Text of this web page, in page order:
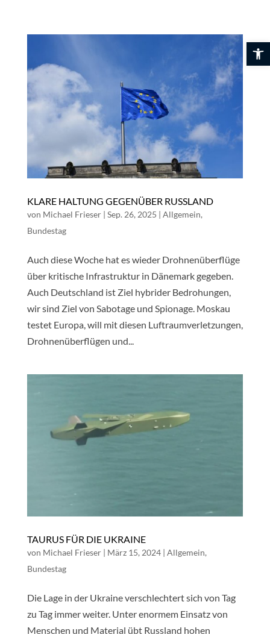
KLARE HALTUNG GEGENÜBER RUSSLAND
von Michael Frieser| Sep. 26, 2025 | Allgemein,
Bundestag
Auch diese Woche hat es wieder Drohnenüberflüge
über kritische Infrastruktur in Dänemark gegeben.
Auch Deutschland ist Ziel hybrider Bedrohungen,
wir sind Ziel von Sabotage und Spionage. Moskau
testet Europa, will mit diesen Luftraumverletzungen,
Drohnenüberflügen und...
TAURUS FÜR DIE UKRAINE
von Michael Frieser| März 15, 2024| Allgemein,
Bundestag
Die Lage in der Ukraine verschlechtert sich von Tag
zu Tag immer weiter. Unter enormem Einsatz von
Menschen und Material übt Russland hohen